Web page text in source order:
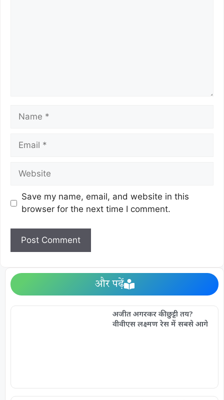
Save my name, email, and website in this
browser for the next time I comment.
और पढ़ें
अजीत अगरकर की छुट्टी तय?
वीवीएस लक्ष्मण रेस में सबसे आगे